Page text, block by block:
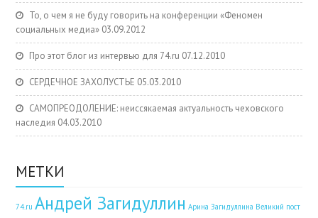
То, о чем я не буду говорить на конференции «Феномен
социальных медиа» 03.09.2012
Про этот блог из интервью для 74.ru 07.12.2010
СЕРДЕЧНОЕ ЗАХОЛУСТЬЕ 05.03.2010
САМОПРЕОДОЛЕНИЕ: неиссякаемая актуальность чеховского
наследия 04.03.2010
МЕТКИ
74.ru Андрей Загидуллин Арина Загидуллина Великий пост